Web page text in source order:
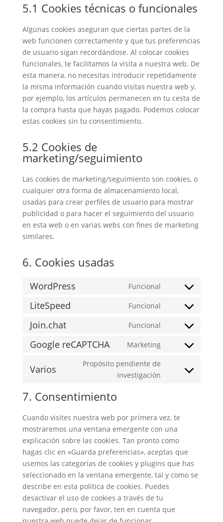
5.1 Cookies técnicas o funcionales
Algunas cookies aseguran que ciertas partes de la
web funcionen correctamente y que tus preferencias
de usuario sigan recordándose. Al colocar cookies
funcionales, te facilitamos la visita a nuestra web. De
esta manera, no necesitas introducir repetidamente
la misma información cuando visitas nuestra web y,
por ejemplo, los artículos permanecen en tu cesta de
la compra hasta que hayas pagado. Podemos colocar
estas cookies sin tu consentimiento.
5.2 Cookies de
marketing/seguimiento
Las cookies de marketing/seguimiento son cookies, o
cualquier otra forma de almacenamiento local,
usadas para crear perfiles de usuario para mostrar
publicidad o para hacer el seguimiento del usuario
en esta web o en varias webs con fines de marketing
similares.
6. Cookies usadas
WordPress Funcional
Consent
wordpress
LiteSpeed Funcional
Consent
litespeed
Join.chat Funcional
Consent
Google reCAPTCHA Marketing
Consent
service
Varios
Propósito pendiente de
investigación
Consent
7. Consentimiento
Cuando visites nuestra web por primera vez, te
mostraremos una ventana emergente con una
explicación sobre las cookies. Tan pronto como
hagas clic en «Guarda preferencias», aceptas que
usemos las categorías de cookies y plugins que has
seleccionado en la ventana emergente, tal y como se
describe en esta política de cookies. Puedes
desactivar el uso de cookies a través de tu
navegador, pero, por favor, ten en cuenta que